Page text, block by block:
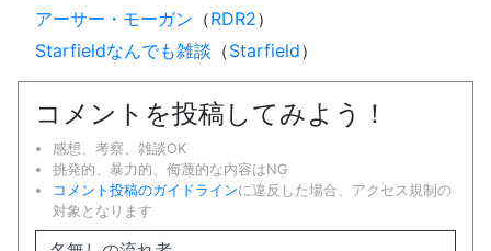
アーサー・モーガン （RDR2）
Starfieldなんでも雑談 （Starfield）
コメントを投稿してみよう！
感想、考察、雑談OK
挑発的、暴力的、侮蔑的な内容はNG
コメント投稿のガイドラインに違反した場合、アクセス規制の
対象となります